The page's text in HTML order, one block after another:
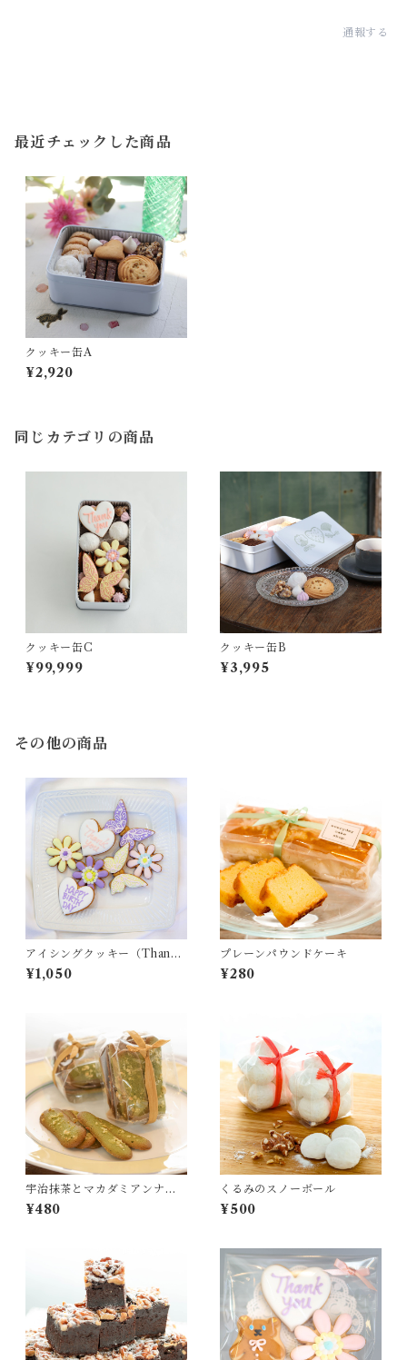
通報する
最近チェックした商品
クッキー缶A
¥2,920
同じカテゴリの商品
クッキー缶C
¥99,999
クッキー缶B
¥3,995
その他の商品
アイシングクッキー（Thank
you/Heart/Flower/Butterfl
y）
¥1,050
プレーンパウンドケーキ
¥280
宇治抹茶とマカダミアンナッ
ツのラングドシャ
¥480
くるみのスノーボール
¥500